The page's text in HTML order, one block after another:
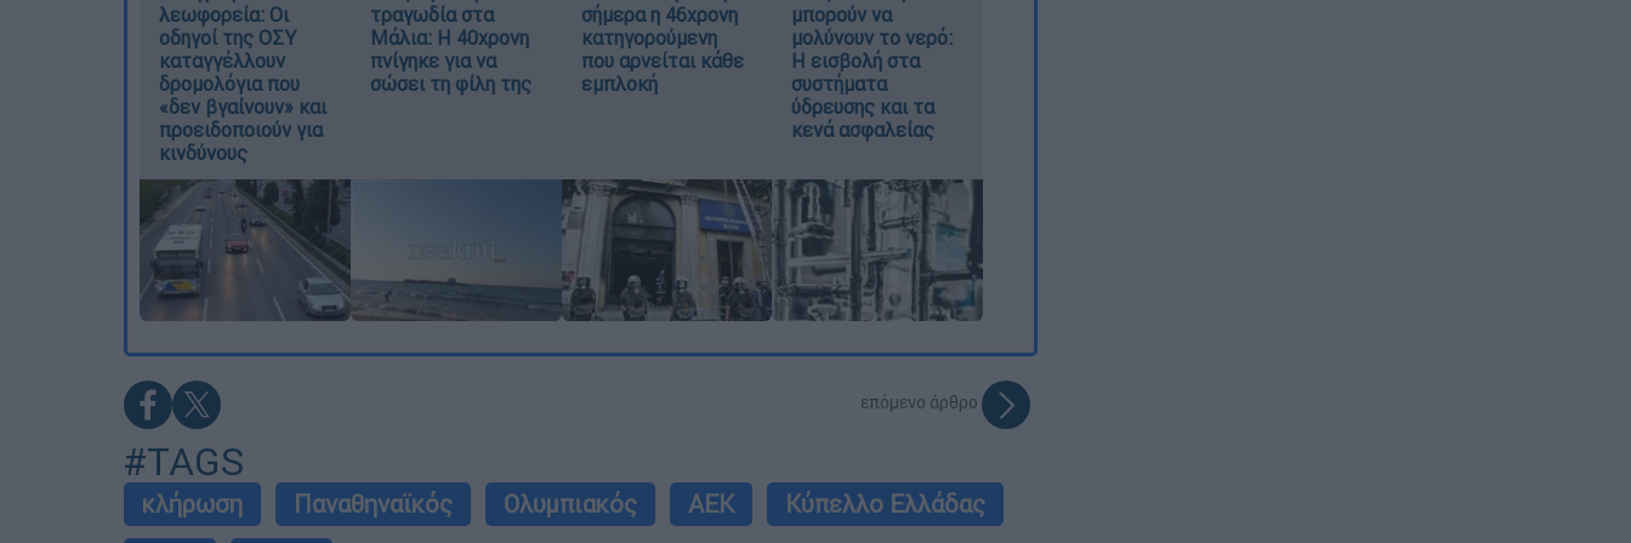
λεωφορεία: Οι
οδηγοί της ΟΣΥ
καταγγέλλουν
δρομολόγια που
«δεν βγαίνουν» και
προειδοποιούν για
κινδύνους
τραγωδία στα
Μάλια: Η 40χρονη
πνίγηκε για να
σώσει τη φίλη της
σήμερα η 46χρονη
κατηγορούμενη
που αρνείται κάθε
εμπλοκή
μπορούν να
μολύνουν το νερό:
Η εισβολή στα
συστήματα
ύδρευσης και τα
κενά ασφαλείας
επόμενο άρθρο
#TAGS
κλήρωση Παναθηναϊκός Ολυμπιακός ΑΕΚ Κύπελλο Ελλάδας